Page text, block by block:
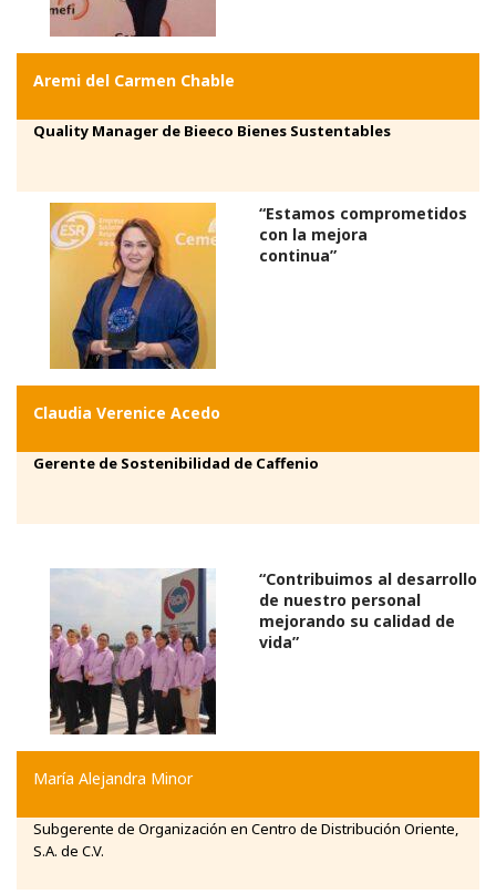
Aremi del Carmen Chable
Quality Manager de Bieeco Bienes Sustentables
“Estamos comprometidos
con la mejora
continua”
Claudia Verenice Acedo
Gerente de Sostenibilidad de Caffenio
“Contribuimos al desarrollo
de nuestro personal
mejorando su calidad de
vida”
María Alejandra Minor
Subgerente de Organización en Centro de Distribución Oriente,
S.A. de C.V.